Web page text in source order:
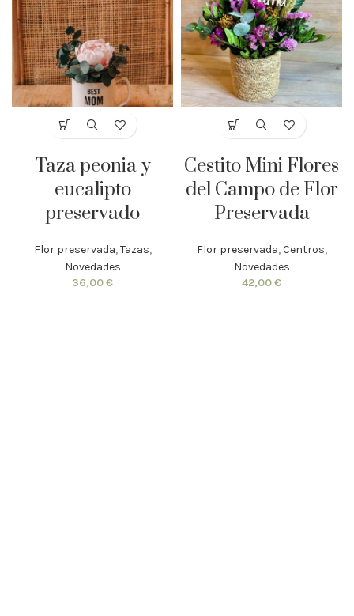
Taza peonia y
eucalipto
preservado
Flor preservada,Tazas,
Novedades
36,00€
Cestito Mini Flores
del Campo de Flor
Preservada
Flor preservada,Centros,
Novedades
42,00€